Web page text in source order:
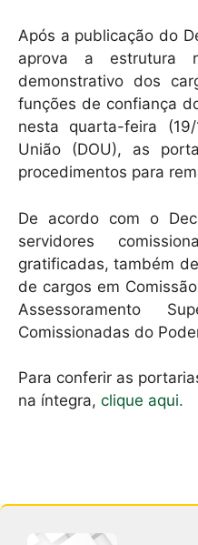
k
Após a publicação do
aprova a estrutura
demonstrativo dos
funções de confiança
nesta quarta-feira
União (DOU), as
procedimentos para
De acordo com o
servidores
gratificadas, também
de cargos em
Assessoramento
Comissionadas do
Para conferir as
na íntegra, clique aqui.